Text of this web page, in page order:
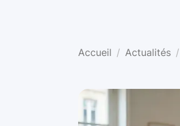
Accueil Actualités